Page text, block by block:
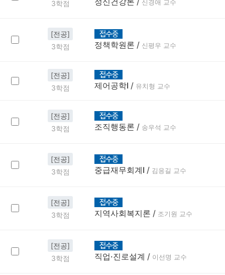
3학점 신경애 교수
[전공]
3학점
정책학원론 / 신평우 교수
[전공]
3학점
제어공학Ⅰ / 유치형 교수
[전공]
3학점
조직행동론 / 송우석 교수
[전공]
3학점
중급재무회계Ⅰ / 김응길 교수
[전공]
3학점
지역사회복지론 / 조기원 교수
[전공]
3학점
직업·진로설계 / 이선명 교수